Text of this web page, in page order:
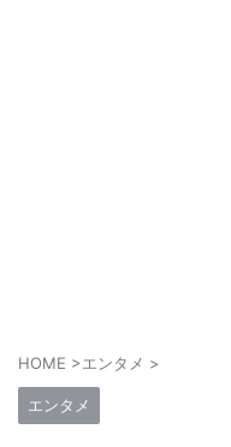
HOME >エンタメ >
エンタメ